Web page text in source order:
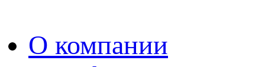
О компании